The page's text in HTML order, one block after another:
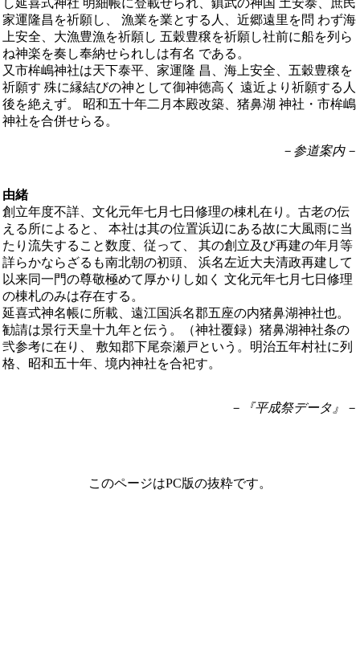
し延喜式神社 明細帳に登載せられ、鎮武の神国 土安泰、庶民
家運隆昌を祈願し、 漁業を業とする人、近郷遠里を問 わず海
上安全、大漁豊漁を祈願し 五穀豊穣を祈願し社前に船を列ら
ね神楽を奏し奉納せられしは有名 である。
又市桙嶋神社は天下泰平、家運隆 昌、海上安全、五穀豊穣を
祈願す 殊に縁結びの神として御神徳高く 遠近より祈願する人
後を絶えず。 昭和五十年二月本殿改築、猪鼻湖 神社・市桙嶋
神社を合併せらる。
－参道案内－
由緒
創立年度不詳、文化元年七月七日修理の棟札在り。古老の伝
える所によると、 本社は其の位置浜辺にある故に大風雨に当
たり流失すること数度、従って、 其の創立及び再建の年月等
詳らかならざるも南北朝の初頭、 浜名左近大夫清政再建して
以来同一門の尊敬極めて厚かりし如く 文化元年七月七日修理
の棟札のみは存在する。
延喜式神名帳に所載、遠江国浜名郡五座の内猪鼻湖神社也。
勧請は景行天皇十九年と伝う。（神社覆録）猪鼻湖神社条の
弐参考に在り、 敷知郡下尾奈瀬戸という。明治五年村社に列
格、昭和五十年、境内神社を合祀す。
－『平成祭データ』－
このページはPC版の抜粋です。